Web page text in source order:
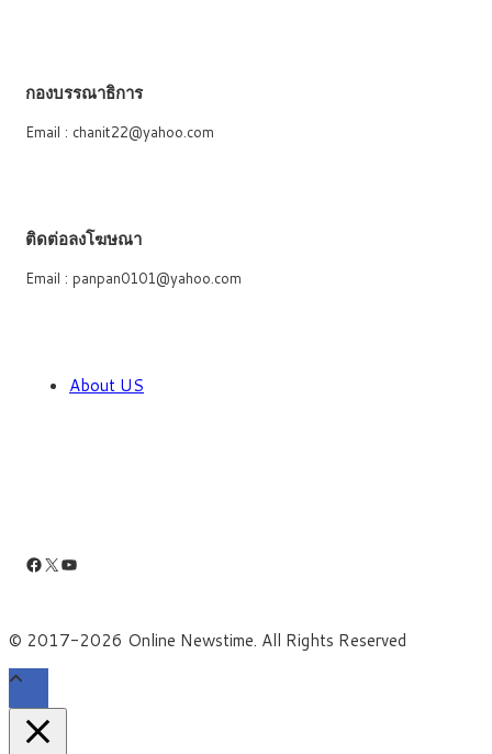
กองบรรณาธิการ
Email : chanit22@yahoo.com
ติดต่อลงโฆษณา
Email : panpan0101@yahoo.com
About US
Facebook
X YouTube
© 2017-2026 Online Newstime. All Rights Reserved